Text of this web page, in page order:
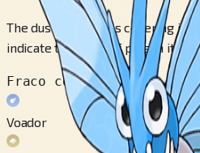
The dust-like scales covering its
indicate the kinds of poison it has.
Fraco contra
Voador